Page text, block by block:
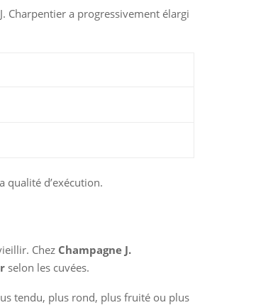
Charpentier a progressivement élargi
qualité d’exécution.
Chez Champagne J.
selon les cuvées.
tendu, plus rond, plus fruité ou plus